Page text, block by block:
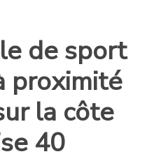
de sport
proximité
la côte
40